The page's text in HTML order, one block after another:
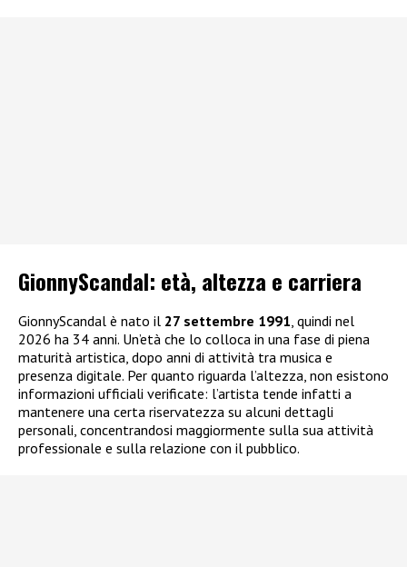
GionnyScandal: età, altezza e carriera
GionnyScandal è nato il 27 settembre 1991 , quindi nel
2026 ha 34 anni. Un’età che lo colloca in una fase di piena
maturità artistica, dopo anni di attività tra musica e
presenza digitale. Per quanto riguarda l’altezza, non esistono
informazioni ufficiali verificate: l’artista tende infatti a
mantenere una certa riservatezza su alcuni dettagli
personali, concentrandosi maggiormente sulla sua attività
professionale e sulla relazione con il pubblico.